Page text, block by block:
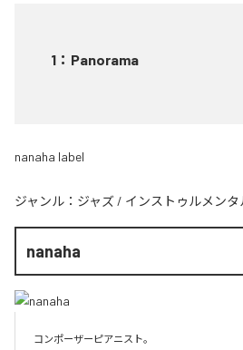
1 ： Panorama
nanaha label
ジャンル： ジャズ / インストゥルメンタ
nanaha
コンポーザーピアニスト。